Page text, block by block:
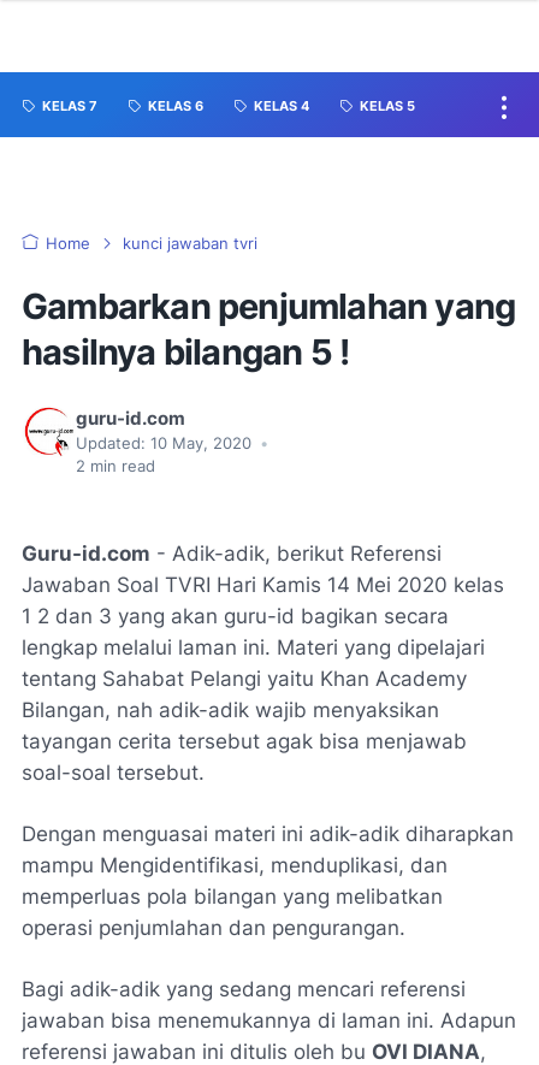
KELAS 7 KELAS 6 KELAS 4 KELAS 5
Home kunci jawaban tvri
Gambarkan penjumlahan yang
hasilnya bilangan 5 !
guru-id.com
Updated: 10 May, 2020 •
2 min read
Guru-id.com - Adik-adik, berikut Referensi
Jawaban Soal TVRI Hari Kamis 14 Mei 2020 kelas
1 2 dan 3 yang akan guru-id bagikan secara
lengkap melalui laman ini. Materi yang dipelajari
tentang Sahabat Pelangi yaitu Khan Academy
Bilangan, nah adik-adik wajib menyaksikan
tayangan cerita tersebut agak bisa menjawab
soal-soal tersebut.
Dengan menguasai materi ini adik-adik diharapkan
mampu Mengidentifikasi, menduplikasi, dan
memperluas pola bilangan yang melibatkan
operasi penjumlahan dan pengurangan.
Bagi adik-adik yang sedang mencari referensi
jawaban bisa menemukannya di laman ini. Adapun
referensi jawaban ini ditulis oleh bu OVI DIANA,